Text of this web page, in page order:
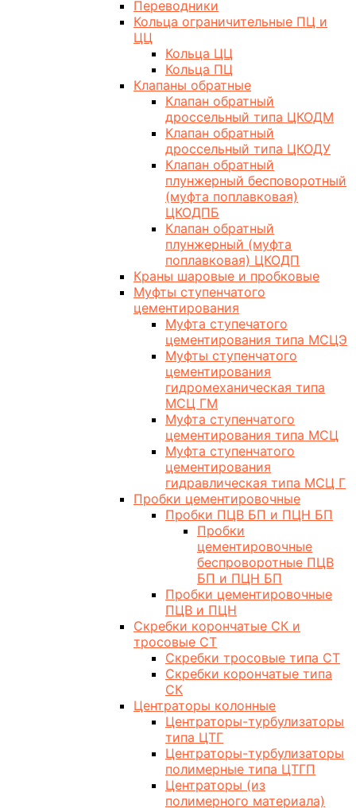
Переводники
Кольца ограничительные ПЦ и
ЦЦ
Кольца ЦЦ
Кольца ПЦ
Клапаны обратные
Клапан обратный
дроссельный типа ЦКОДМ
Клапан обратный
дроссельный типа ЦКОДУ
Клапан обратный
плунжерный бесповоротный
(муфта поплавковая)
ЦКОДПБ
Клапан обратный
плунжерный (муфта
поплавковая) ЦКОДП
Краны шаровые и пробковые
Муфты ступенчатого
цементирования
Муфта ступечатого
цементирования типа МСЦЭ
Муфты ступенчатого
цементирования
гидромеханическая типа
МСЦ ГМ
Муфта ступенчатого
цементирования типа МСЦ
Муфта ступенчатого
цементирования
гидравлическая типа МСЦ Г
Пробки цементировочные
Пробки ПЦВ БП и ПЦН БП
Пробки
цементировочные
беспроворотные ПЦВ
БП и ПЦН БП
Пробки цементировочные
ПЦВ и ПЦН
Скребки корончатые СК и
тросовые СТ
Скребки тросовые типа СТ
Скребки корончатые типа
СК
Центраторы колонные
Центраторы-турбулизаторы
типа ЦТГ
Центраторы-турбулизаторы
полимерные типа ЦТГП
Центраторы (из
полимерного материала)